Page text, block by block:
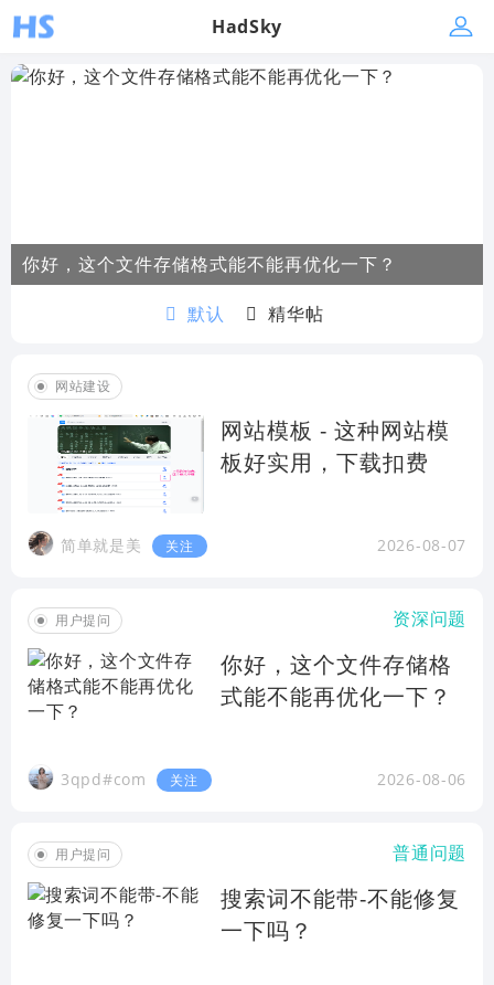
HadSky
你好，这个文件存储格式能不能再优化一下？
默认 精华帖
网站建设
网站模板 - 这种网站模
板好实用，下载扣费
简单就是美 关注 2026-08-07
用户提问 资深问题
你好，这个文件存储格
式能不能再优化一下？
3qpd#com 关注 2026-08-06
用户提问 普通问题
搜索词不能带-不能修复
一下吗？